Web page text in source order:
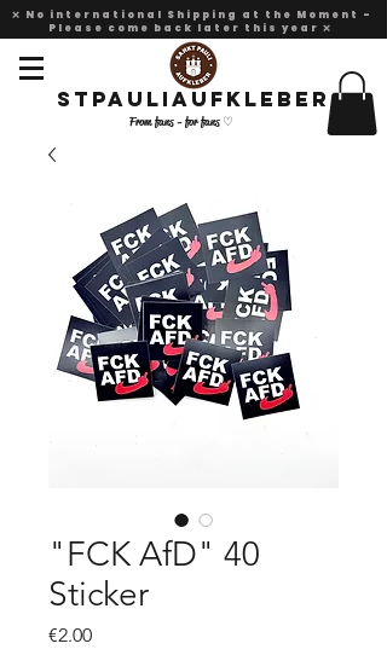
❌ No international Shipping at the Moment -
Please come back later this year ❌
Stpauliaufkleber
From fans - for fans ♡
"FCK AfD" 40
Sticker
€2.00Price